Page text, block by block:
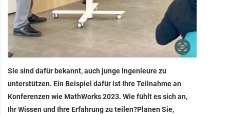
Sie sind dafür bekannt, auch junge Ingenieure zu
unterstützen. Ein Beispiel dafür ist Ihre Teilnahme an
Konferenzen wie MathWorks 2023. Wie fühlt es sich an,
Ihr Wissen und Ihre Erfahrung zu teilen?Planen Sie,